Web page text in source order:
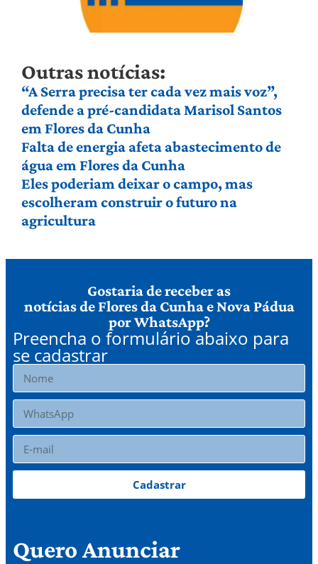
Outras notícias:
“A Serra precisa ter cada vez mais voz”,
defende a pré-candidata Marisol Santos
em Flores da Cunha
Falta de energia afeta abastecimento de
água em Flores da Cunha
Eles poderiam deixar o campo, mas
escolheram construir o futuro na
agricultura
Gostaria de receber as
notícias de Flores da Cunha e Nova Pádua
por WhatsApp?
Preencha o formulário abaixo para
se cadastrar
Cadastrar
Quero Anunciar